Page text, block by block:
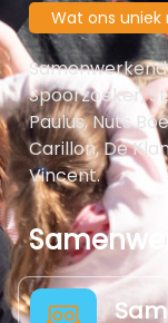
Wat ons uniek
Spoorzoeker,
Paulus, Nuts
Carillon, De
Vincent.